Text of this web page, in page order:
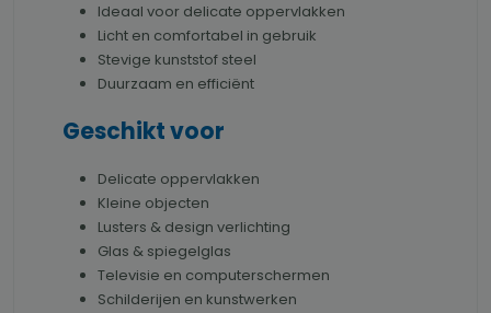
Ideaal voor delicate oppervlakken
Licht en comfortabel in gebruik
Stevige kunststof steel
Duurzaam en efficiënt
Geschikt voor
Delicate oppervlakken
Kleine objecten
Lusters & design verlichting
Glas & spiegelglas
Televisie en computerschermen
Schilderijen en kunstwerken